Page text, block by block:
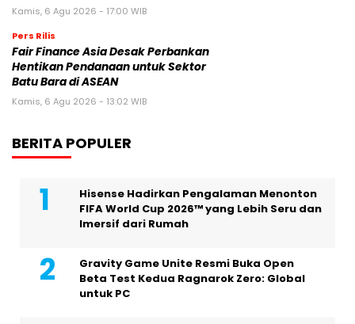
Kamis, 6 Agu 2026 - 17:00 WIB
Pers Rilis
Fair Finance Asia Desak Perbankan
Hentikan Pendanaan untuk Sektor
Batu Bara di ASEAN
Kamis, 6 Agu 2026 - 13:02 WIB
BERITA POPULER
Hisense Hadirkan Pengalaman Menonton
FIFA World Cup 2026™ yang Lebih Seru dan
Imersif dari Rumah
Gravity Game Unite Resmi Buka Open
Beta Test Kedua Ragnarok Zero: Global
untuk PC